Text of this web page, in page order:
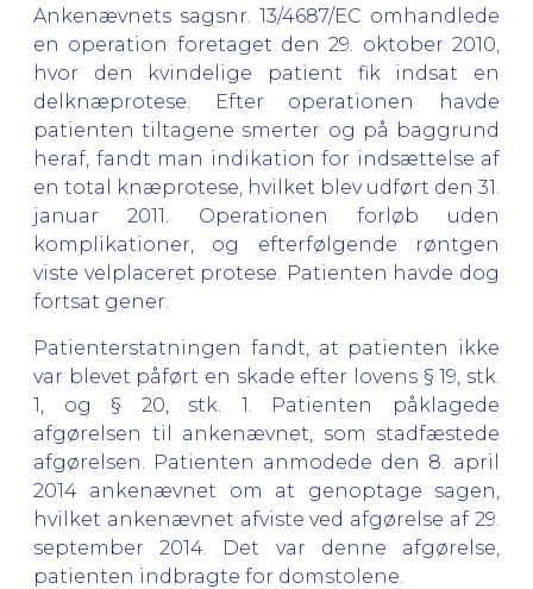
Ankenævnets sagsnr. 13/4687/EC omhandlede
en operation foretaget den 29. oktober 2010,
hvor den kvindelige patient fik indsat en
delknæprotese. Efter operationen havde
patienten tiltagene smerter og på baggrund
heraf, fandt man indikation for indsættelse af
en total knæprotese, hvilket blev udført den 31.
januar 2011. Operationen forløb uden
komplikationer, og efterfølgende røntgen
viste velplaceret protese. Patienten havde dog
fortsat gener.
Patienterstatningen fandt, at patienten ikke
var blevet påført en skade efter lovens § 19, stk.
1, og § 20, stk. 1. Patienten påklagede
afgørelsen til ankenævnet, som stadfæstede
afgørelsen. Patienten anmodede den 8. april
2014 ankenævnet om at genoptage sagen,
hvilket ankenævnet afviste ved afgørelse af 29.
september 2014. Det var denne afgørelse,
patienten indbragte for domstolene.